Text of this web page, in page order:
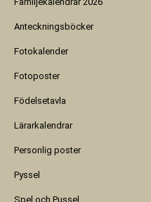
Anteckningsböcker
Fotokalender
Fotoposter
Födelsetavla
Lärarkalendrar
Personlig poster
Pyssel
Spel och Pussel